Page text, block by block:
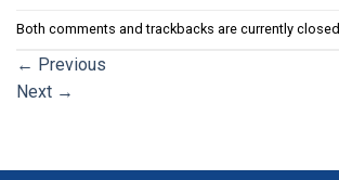
Both comments and trackbacks are currently closed.
← Previous
Next →